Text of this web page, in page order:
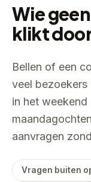
Wie
klikt
Bellen of een
veel
in het
aanvragen
Vragen buiten